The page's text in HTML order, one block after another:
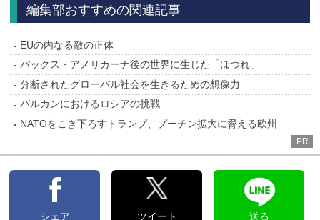
編集部おすすめの関連記事
EUの内なる敵の正体
パックス・アメリカーナ後の世界に生じた「ほつれ」
分断されたグローバル社会を生きるための想像力
バルカンにおけるロシアの挑戦
NATOをこき下ろすトランプ、プーチン拡大に脅える欧州
PR
シェア ツイート 送る